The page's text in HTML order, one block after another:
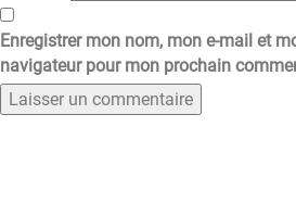
Enregistrer mon nom, mon e-mail et
navigateur pour mon prochain